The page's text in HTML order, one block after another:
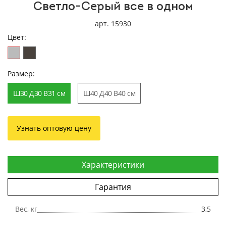
Светло-Серый все в одном
арт. 15930
Цвет:
Размер:
Ш30 Д30 В31 см Ш40 Д40 В40 см
Узнать оптовую цену
Характеристики
Гарантия
Вес, кг 3,5